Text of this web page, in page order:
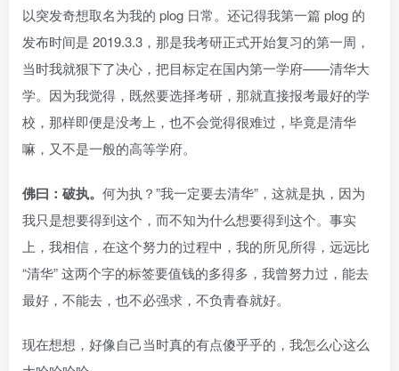
以突发奇想取名为我的 plog 日常。还记得我第一篇 plog 的
发布时间是 2019.3.3，那是我考研正式开始复习的第一周，
当时我就狠下了决心，把目标定在国内第一学府——清华大
学。因为我觉得，既然要选择考研，那就直接报考最好的学
校，那样即便是没考上，也不会觉得很难过，毕竟是清华
嘛，又不是一般的高等学府。
佛曰：破执。 何为执？”我一定要去清华”，这就是执，因为
我只是想要得到这个，而不知为什么想要得到这个。事实
上，我相信，在这个努力的过程中，我的所见所得，远远比
“清华” 这两个字的标签要值钱的多得多，我曾努力过，能去
最好，不能去，也不必强求，不负青春就好。
现在想想，好像自己当时真的有点傻乎乎的，我怎么心这么